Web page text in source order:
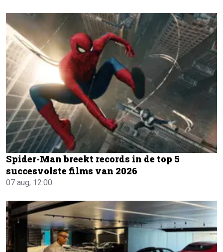
Spider-Man breekt records in de top 5
succesvolste films van 2026
07 aug, 12:00